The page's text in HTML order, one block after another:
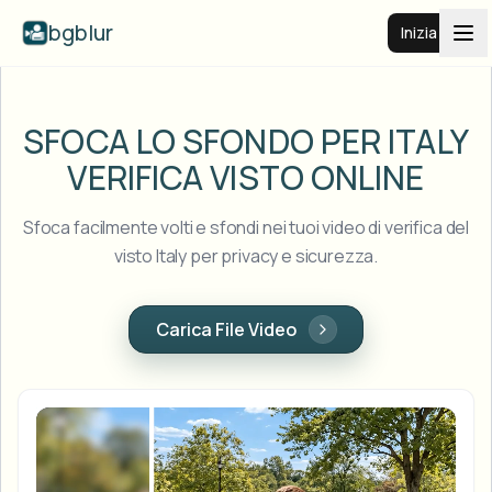
bgblur Inizia
Prezzi
Vedi tutti gli esempi
Sfoglia l'intera libreria di esempi
Sfoca il viso
Sfoca targa
Funzionalità
Browse every blur tool in one place
Scuole e istruzione
Risorse
SFOCA LO SFONDO PER ITALY
VERIFICA VISTO ONLINE
Sfoca facilmente volti e sfondi nei tuoi video di verifica del
visto Italy per privacy e sicurezza.
Carica File Video